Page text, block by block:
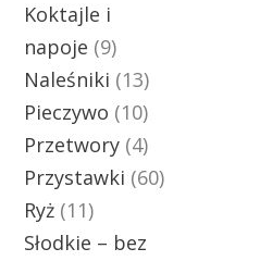
Koktajle i
napoje (9)
Naleśniki (13)
Pieczywo (10)
Przetwory (4)
Przystawki (60)
Ryż (11)
Słodkie – bez